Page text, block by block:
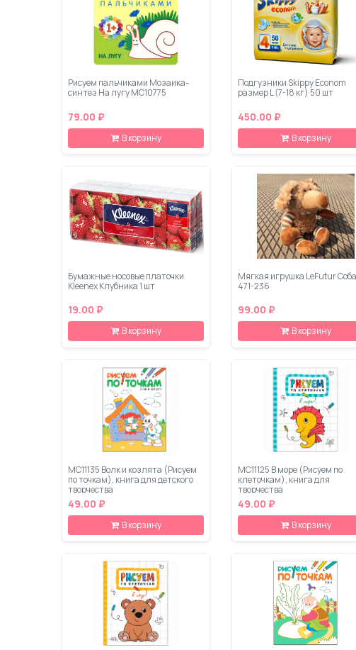
Рисуем пальчиками Мозаика-
синтез На лугу МС10775
79.00 ₽
В корзину
Подгузники Skippy Econom
размер L (7-18 кг) 50 шт
450.00 ₽
В корзину
Бумажные носовые платочки
Kleenex Клубника 1 шт
19.00 ₽
В корзину
Мягкая игрушка LeFutur
471-236
99.00 ₽
В корзину
МС11135 Волк и козлята (Рисуем
по точкам), книга для детского
творчества
49.00 ₽
В корзину
МС11125 В море (Рисуем по
клеточкам), книга для
творчества
49.00 ₽
В корзину